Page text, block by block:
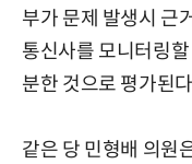
부가 문제 발생시 근
통신사를 모니터링
분한 것으로 평가된
같은 당 민형배 의원